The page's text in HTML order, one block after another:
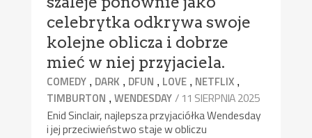
celebrytka odkrywa swoje
kolejne oblicza i dobrze
mieć w niej przyjaciela.
COMEDY , DARK , DFUN , LOVE , NETFLIX ,
TIMBURTON ,WENDESDAY/ 11 SIERPNIA 2025
Enid Sinclair, najlepsza przyjaciółka Wendesday
i jej przeciwieństwo staje w obliczu